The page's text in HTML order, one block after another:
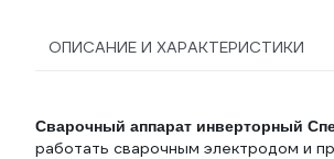
ОПИСАНИЕ И ХАРАКТЕРИСТИКИ
Сварочный аппарат инверторный
работать сварочным электродом и